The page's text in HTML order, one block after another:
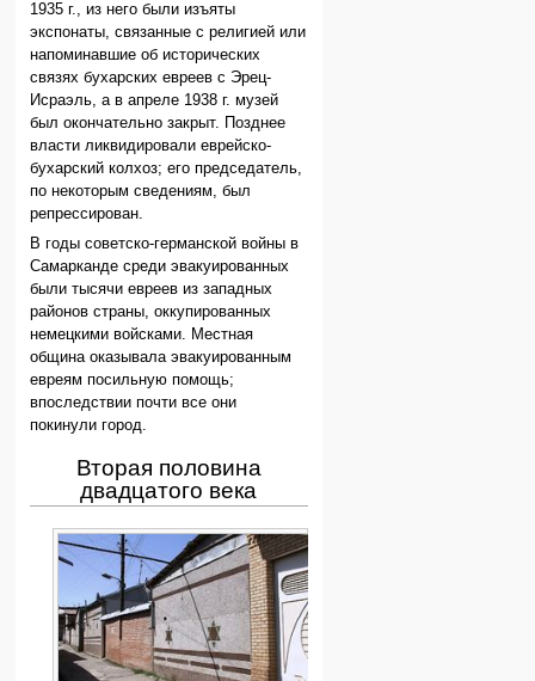
1935 г., из него были изъяты
экспонаты, связанные с религией или
напоминавшие об исторических
связях бухарских евреев с Эрец-
Исраэль, а в апреле 1938 г. музей
был окончательно закрыт. Позднее
власти ликвидировали еврейско-
бухарский колхоз; его председатель,
по некоторым сведениям, был
репрессирован.
В годы советско-германской войны в
Самарканде среди эвакуированных
были тысячи евреев из западных
районов страны, оккупированных
немецкими войсками. Местная
община оказывала эвакуированным
евреям посильную помощь;
впоследствии почти все они
покинули город.
Вторая половина
двадцатого века